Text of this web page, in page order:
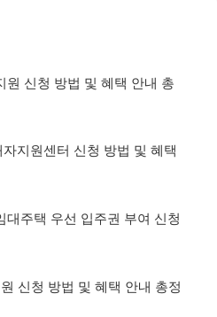
원 신청 방법 및 혜택 안내 총
지원센터 신청 방법 및 혜택
대주택 우선 입주권 부여 신청
신청 방법 및 혜택 안내 총정